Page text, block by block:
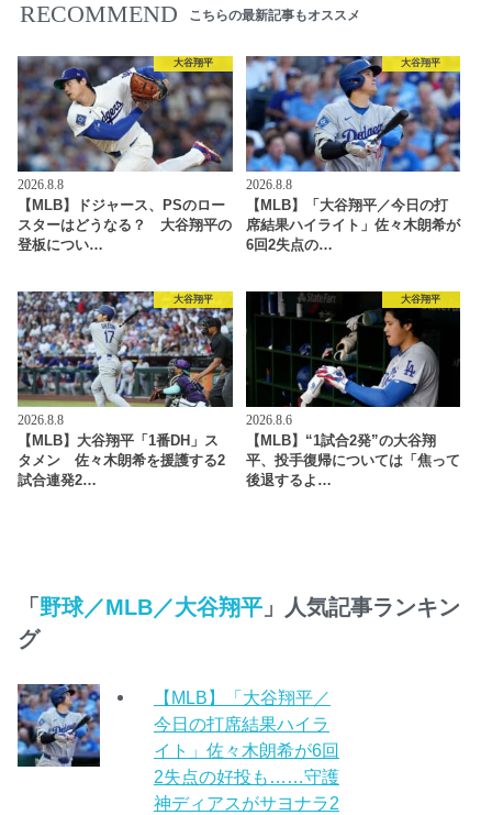
RECOMMEND こちらの最新記事もオススメ
大谷翔平
2026.8.8
【MLB】ドジャース、PSのロー
スターはどうなる？ 大谷翔平の
登板につい…
大谷翔平
2026.8.8
【MLB】「大谷翔平／今日の打
席結果ハイライト」佐々木朗希が
6回2失点の…
大谷翔平
2026.8.8
【MLB】大谷翔平「1番DH」ス
タメン 佐々木朗希を援護する2
試合連発2…
大谷翔平
2026.8.6
【MLB】“1試合2発”の大谷翔
平、投手復帰については「焦って
後退するよ…
「 野球／MLB／大谷翔平 」人気記事ランキン
グ
【MLB】「大谷翔平／
今日の打席結果ハイラ
イト」佐々木朗希が6回
2失点の好投も……守護
神ディアスがサヨナラ2